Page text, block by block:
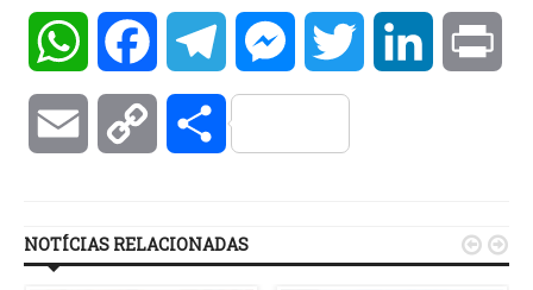
WhatsAppFacebookTelegramMessengerTwitter LinkedIn
Email Copy Compartilhar
NOTÍCIAS RELACIONADAS  